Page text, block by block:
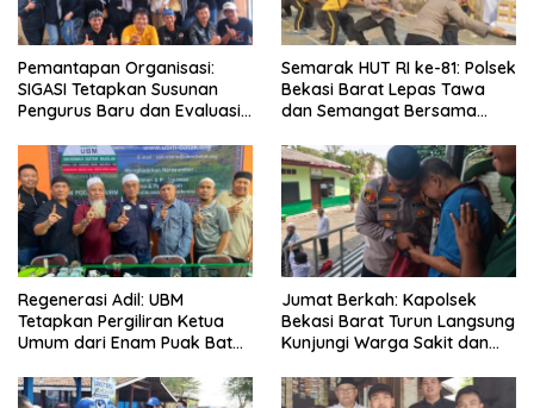
Pemantapan Organisasi:
SIGASI Tetapkan Susunan
Pengurus Baru dan Evaluasi
Semarak HUT RI ke-81: Polsek
Bekasi Barat Lepas Tawa
dan Semangat Bersama
Regenerasi Adil: UBM
Tetapkan Pergiliran Ketua
Umum dari Enam Puak Batak
Jumat Berkah: Kapolsek
Bekasi Barat Turun Langsung
Kunjungi Warga Sakit dan